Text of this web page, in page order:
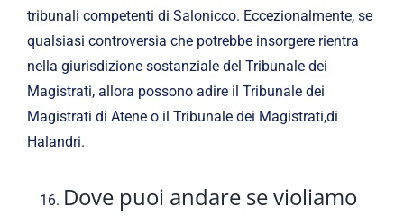
tribunali competenti di Salonicco. Eccezionalmente, se
qualsiasi controversia che potrebbe insorgere rientra
nella giurisdizione sostanziale del Tribunale dei
Magistrati, allora possono adire il Tribunale dei
Magistrati di Atene o il Tribunale dei Magistrati,di
Halandri.
Dove puoi andare se violiamo